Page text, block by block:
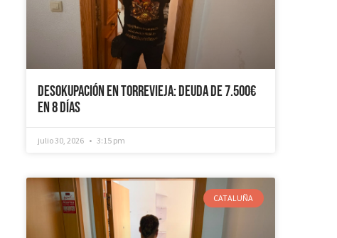
Desokupación en Torrevieja: Deuda de 7.500€
en 8 días
julio 30, 2026 3:15 pm
CATALUÑA